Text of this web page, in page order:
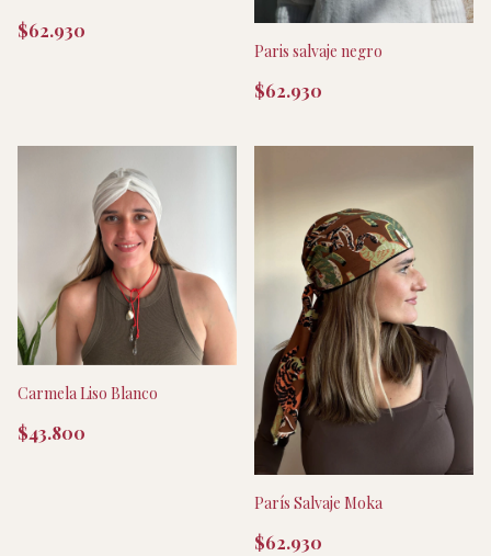
$62.930
Paris salvaje negro
$62.930
Carmela Liso Blanco
$43.800
París Salvaje Moka
$62.930